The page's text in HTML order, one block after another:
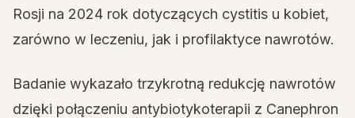
Rosji na 2024 rok dotyczących cystitis u kobiet,
zarówno w leczeniu, jak i profilaktyce nawrotów.
Badanie wykazało trzykrotną redukcję nawrotów
dzięki połączeniu antybiotykoterapii z Canephron